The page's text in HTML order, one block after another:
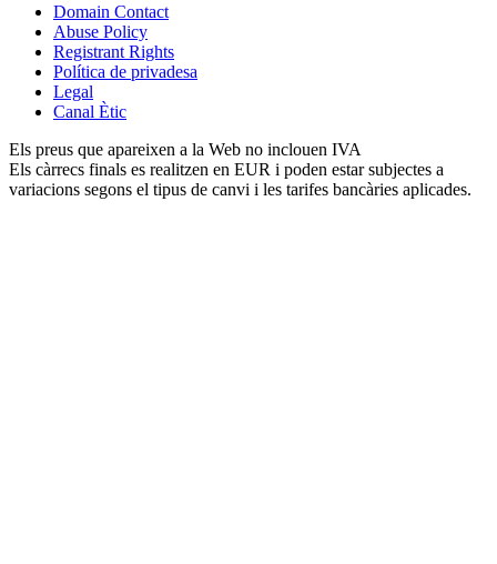
Domain Contact
Abuse Policy
Registrant Rights
Política de privadesa
Legal
Canal Ètic
Els preus que apareixen a la Web no inclouen IVA
Els càrrecs finals es realitzen en EUR i poden estar subjectes a
variacions segons el tipus de canvi i les tarifes bancàries aplicades.